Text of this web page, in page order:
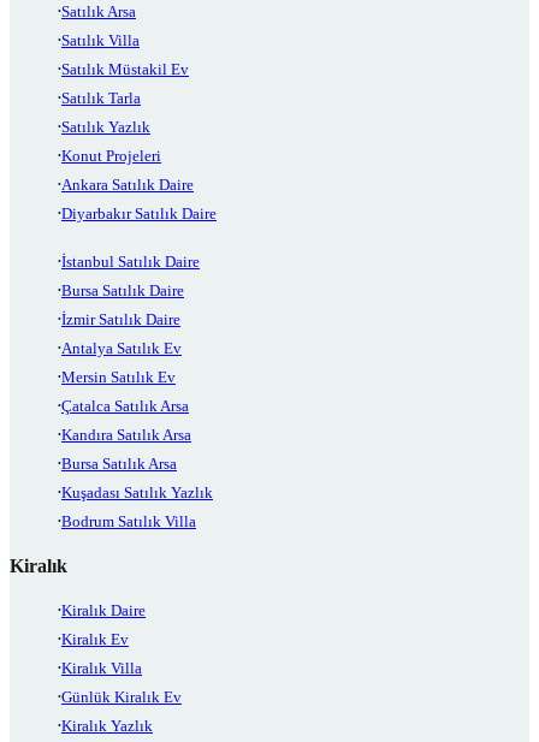
Satılık Arsa
Satılık Villa
Satılık Müstakil Ev
Satılık Tarla
Satılık Yazlık
Konut Projeleri
Ankara Satılık Daire
Diyarbakır Satılık Daire
İstanbul Satılık Daire
Bursa Satılık Daire
İzmir Satılık Daire
Antalya Satılık Ev
Mersin Satılık Ev
Çatalca Satılık Arsa
Kandıra Satılık Arsa
Bursa Satılık Arsa
Kuşadası Satılık Yazlık
Bodrum Satılık Villa
Kiralık
Kiralık Daire
Kiralık Ev
Kiralık Villa
Günlük Kiralık Ev
Kiralık Yazlık